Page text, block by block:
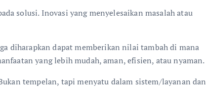
solusi. Inovasi yang menyelesaikan masalah atau
diharapkan dapat memberikan nilai tambah di mana
yang lebih mudah, aman, efisien, atau nyaman.
tempelan, tapi menyatu dalam sistem/layanan dan